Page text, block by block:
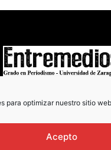
para optimizar nuestro sitio
Acepto